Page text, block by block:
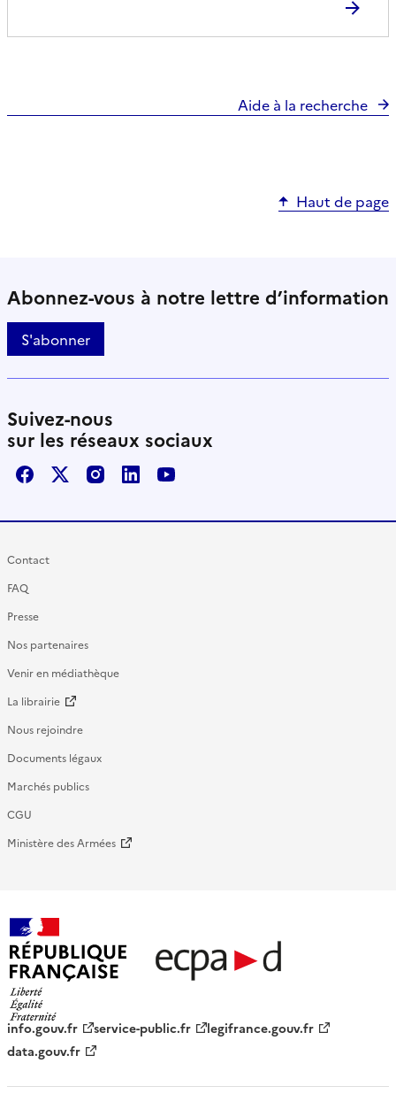
Aide à la recherche
Haut de page
Abonnez-vous à notre lettre d’information
S'abonner
Suivez-nous
sur les réseaux sociaux
FacebookX / TwitterInstagram
LinkedInYoutube
Contact
FAQ
Presse
Nos partenaires
Venir en médiathèque
La librairie
Nous rejoindre
Documents légaux
Marchés publics
CGU
Ministère des Armées
française - ECPAD
info.gouv.fr service-public.fr
legifrance.gouv.fr
data.gouv.fr